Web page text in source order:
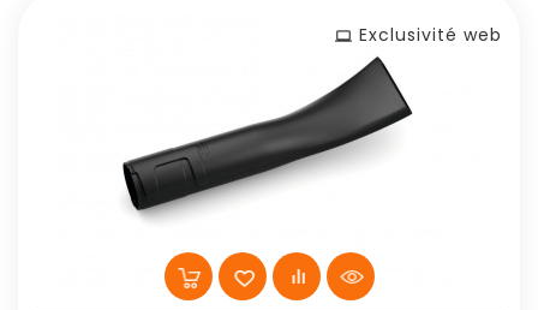
Exclusivité web